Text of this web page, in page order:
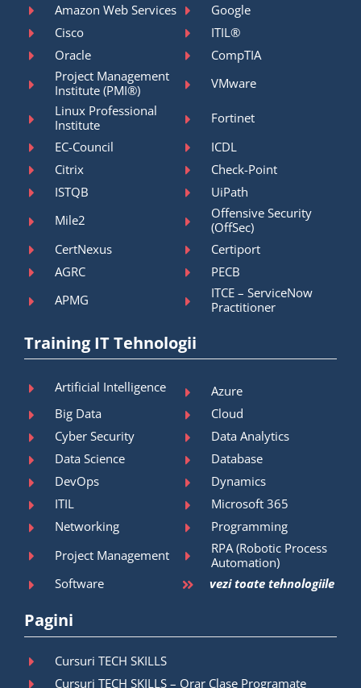
Amazon Web Services
Google
Cisco
ITIL®
Oracle
CompTIA
Project Management
Institute (PMI®)
VMware
Linux Professional
Institute
Fortinet
EC-Council
ICDL
Citrix
Check-Point
ISTQB
UiPath
Mile2
Offensive Security
(OffSec)
CertNexus
Certiport
AGRC
PECB
APMG
ITCE – ServiceNow
Practitioner
Training IT Tehnologii
Artificial Intelligence
Azure
Big Data
Cloud
Cyber Security
Data Analytics
Data Science
Database
DevOps
Dynamics
ITIL
Microsoft 365
Networking
Programming
Project Management
RPA (Robotic Process
Automation)
Software
vezi toate tehnologiile
Pagini
Cursuri TECH SKILLS
Cursuri TECH SKILLS – Orar Clase Programate